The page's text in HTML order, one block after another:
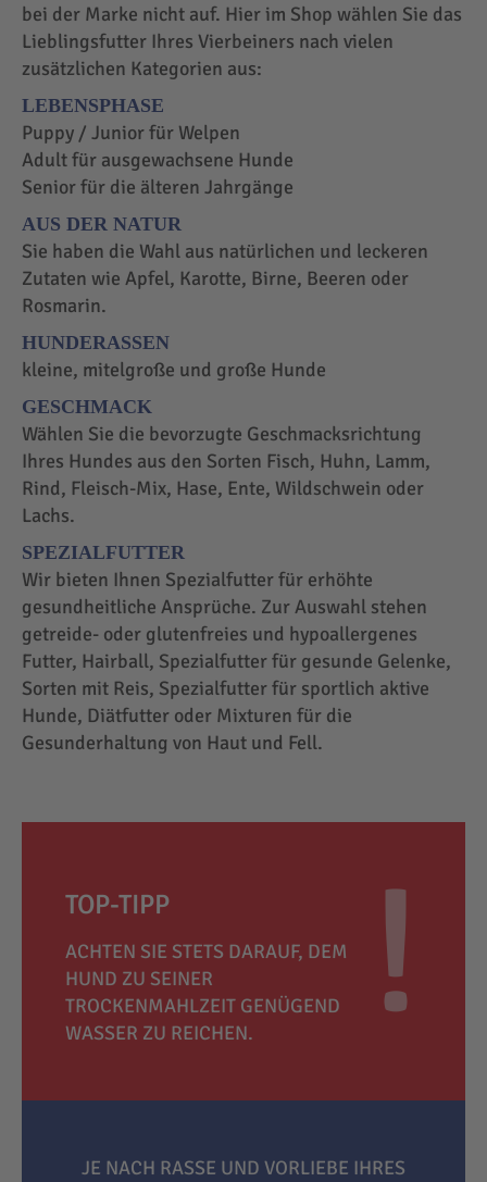
bei der Marke nicht auf. Hier im Shop wählen Sie das
Lieblingsfutter Ihres Vierbeiners nach vielen
zusätzlichen Kategorien aus:
LEBENSPHASE
Puppy / Junior für Welpen
Adult für ausgewachsene Hunde
Senior für die älteren Jahrgänge
AUS DER NATUR
Sie haben die Wahl aus natürlichen und leckeren
Zutaten wie Apfel, Karotte, Birne, Beeren oder
Rosmarin.
HUNDERASSEN
kleine, mitelgroße und große Hunde
GESCHMACK
Wählen Sie die bevorzugte Geschmacksrichtung
Ihres Hundes aus den Sorten Fisch, Huhn, Lamm,
Rind, Fleisch-Mix, Hase, Ente, Wildschwein oder
Lachs.
SPEZIALFUTTER
Wir bieten Ihnen Spezialfutter für erhöhte
gesundheitliche Ansprüche. Zur Auswahl stehen
getreide- oder glutenfreies und hypoallergenes
Futter, Hairball, Spezialfutter für gesunde Gelenke,
Sorten mit Reis, Spezialfutter für sportlich aktive
Hunde, Diätfutter oder Mixturen für die
Gesunderhaltung von Haut und Fell.
TOP-TIPP
ACHTEN SIE STETS DARAUF, DEM
HUND ZU SEINER
TROCKENMAHLZEIT GENÜGEND
WASSER ZU REICHEN.
JE NACH RASSE UND VORLIEBE IHRES